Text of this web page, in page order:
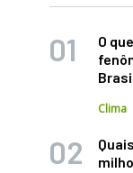
O
Clima